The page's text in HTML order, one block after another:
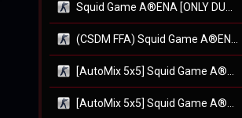
Squid Game A®ENA [ONLY DUST2]
(CSDM FFA) Squid Game A®ENA
[AutoMix 5x5] Squid Game A®ENA #1
[AutoMix 5x5] Squid Game A®ENA #2